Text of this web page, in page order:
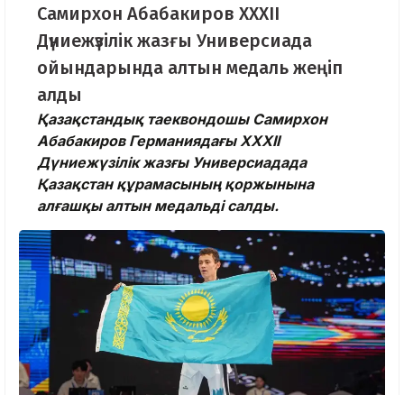
Самирхон Абабакиров XXXII
Дүниежүзілік жазғы Универсиада
ойындарында алтын медаль жеңіп
алды
Қазақстандық таеквондошы Самирхон
Абабакиров Германиядағы XXXII
Дүниежүзілік жазғы Универсиадада
Қазақстан құрамасының қоржынына
алғашқы алтын медальді салды.